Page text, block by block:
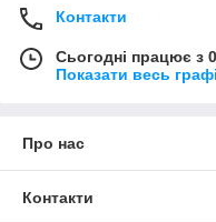
Контакти
Сьогодні працює з
Показати весь
Про нас
Контакти